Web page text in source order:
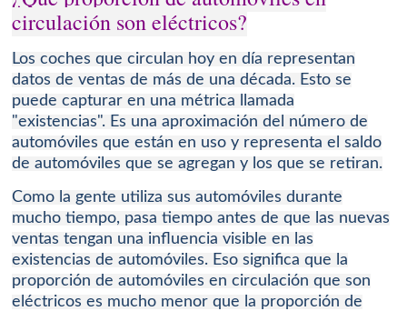
circulación son eléctricos?
Los coches que circulan hoy en día representan
datos de ventas de más de una década. Esto se
puede capturar en una métrica llamada
"existencias". Es una aproximación del número de
automóviles que están en uso y representa el saldo
de automóviles que se agregan y los que se retiran.
Como la gente utiliza sus automóviles durante
mucho tiempo, pasa tiempo antes de que las nuevas
ventas tengan una influencia visible en las
existencias de automóviles. Eso significa que la
proporción de automóviles en circulación que son
eléctricos es mucho menor que la proporción de